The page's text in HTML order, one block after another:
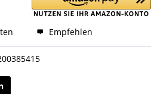
Empfehlen